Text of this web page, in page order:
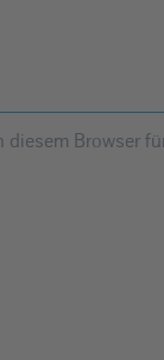
Browser